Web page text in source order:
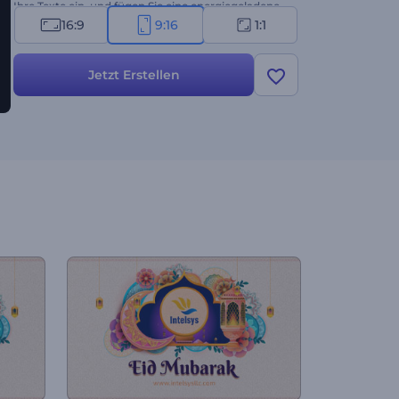
Ihre Texte ein, und fügen Sie eine energiegeladene
Hintergrundmusik hinzu, um die feierliche
Atmosphäre zu vervollständigen. Erstellen Sie jetzt
und verbreiten Sie den Geist des Ramadan!
16:9 9:16 1:1
Jetzt Erstellen